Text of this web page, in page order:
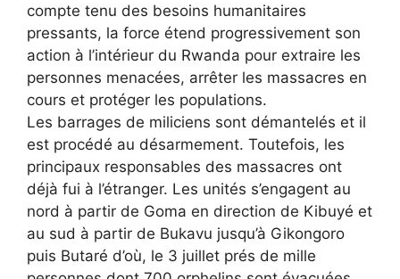
compte tenu des besoins humanitaires
pressants, la force étend progressivement son
action à l’intérieur du Rwanda pour extraire les
personnes menacées, arrêter les massacres en
cours et protéger les populations.
Les barrages de miliciens sont démantelés et il
est procédé au désarmement. Toutefois, les
principaux responsables des massacres ont
déjà fui à l’étranger. Les unités s’engagent au
nord à partir de Goma en direction de Kibuyé et
au sud à partir de Bukavu jusqu’à Gikongoro
puis Butaré d’où, le 3 juillet prés de mille